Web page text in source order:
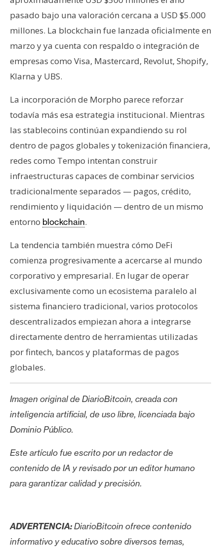
pasado bajo una valoración cercana a USD $5.000
millones. La blockchain fue lanzada oficialmente en
marzo y ya cuenta con respaldo o integración de
empresas como Visa, Mastercard, Revolut, Shopify,
Klarna y UBS.
La incorporación de Morpho parece reforzar
todavía más esa estrategia institucional. Mientras
las stablecoins continúan expandiendo su rol
dentro de pagos globales y tokenización financiera,
redes como Tempo intentan construir
infraestructuras capaces de combinar servicios
tradicionalmente separados — pagos, crédito,
rendimiento y liquidación — dentro de un mismo
entorno blockchain.
La tendencia también muestra cómo DeFi
comienza progresivamente a acercarse al mundo
corporativo y empresarial. En lugar de operar
exclusivamente como un ecosistema paralelo al
sistema financiero tradicional, varios protocolos
descentralizados empiezan ahora a integrarse
directamente dentro de herramientas utilizadas
por fintech, bancos y plataformas de pagos
globales.
Imagen original de DiarioBitcoin, creada con
inteligencia artificial, de uso libre, licenciada bajo
Dominio Público.
Este artículo fue escrito por un redactor de
contenido de IA y revisado por un editor humano
para garantizar calidad y precisión.
ADVERTENCIA:DiarioBitcoin ofrece contenido
informativo y educativo sobre diversos temas,